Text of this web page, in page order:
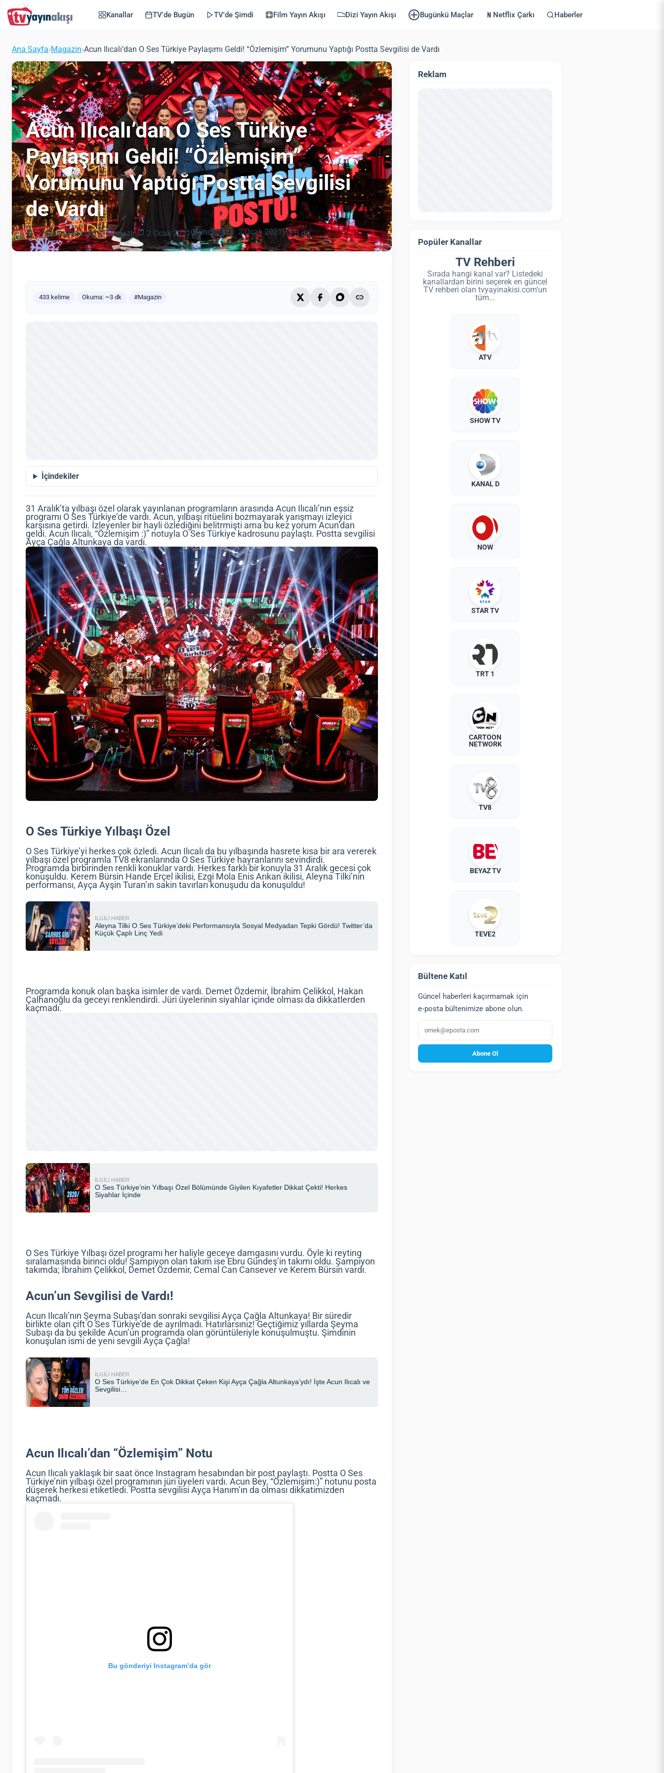
Kanallar TV'de Bugün TV'de Şimdi Film Yayın Akışı Dizi Yayın Akışı Bugünkü Maçlar Netflix Çarkı Haberler
Ana Sayfa›Magazin›Acun Ilıcalı’dan O Ses Türkiye Paylaşımı Geldi! “Özlemişim” Yorumunu Yaptığı Postta Sevgilisi de Vardı
Acun Ilıcalı’dan O Ses Türkiye
Paylaşımı Geldi! “Özlemişim”
Yorumunu Yaptığı Postta Sevgilisi
de Vardı
Tvyayinakisi.com Magazin 2 Ocak 2021 (Güncellendi: 2 Ocak 2021) 3 dk
433 kelime Okuma: ~3 dk #Magazin
İçindekiler
31 Aralık’ta yılbaşı özel olarak yayınlanan programların arasında Acun Ilıcalı’nın eşsiz
programı O Ses Türkiye’de vardı. Acun, yılbaşı ritüelini bozmayarak yarışmayı izleyici
karşısına getirdi. İzleyenler bir hayli özlediğini belitrmişti ama bu kez yorum Acun’dan
geldi. Acun Ilıcalı, “Özlemişim :)” notuyla O Ses Türkiye kadrosunu paylaştı. Postta sevgilisi
Ayça Çağla Altunkaya da vardı.
O Ses Türkiye Yılbaşı Özel
O Ses Türkiye’yi herkes çok özledi. Acun Ilıcalı da bu yılbaşında hasrete kısa bir ara vererek
yılbaşı özel programla TV8 ekranlarında O Ses Türkiye hayranlarını sevindirdi.
Programda birbirinden renkli konuklar vardı. Herkes farklı bir konuyla 31 Aralık gecesi çok
konuşuldu. Kerem Bürsin Hande Erçel ikilisi, Ezgi Mola Enis Arıkan ikilisi, Aleyna Tilki’nin
performansı, Ayça Ayşin Turan’ın sakin tavırları konuşudu da konuşuldu!
Programda konuk olan başka isimler de vardı. Demet Özdemir, İbrahim Çelikkol, Hakan
Çalhanoğlu da geceyi renklendirdi. Jüri üyelerinin siyahlar içinde olması da dikkatlerden
kaçmadı.
O Ses Türkiye Yılbaşı özel programı her haliyle geceye damgasını vurdu. Öyle ki reyting
sıralamasında birinci oldu! Şampiyon olan takım ise Ebru Gündeş’in takımı oldu. Şampiyon
takımda; İbrahim Çelikkol, Demet Özdemir, Cemal Can Cansever ve Kerem Bürsin vardı.
Acun’un Sevgilisi de Vardı!
Acun Ilıcalı’nın Şeyma Subaşı’dan sonraki sevgilisi Ayça Çağla Altunkaya! Bir süredir
birlikte olan çift O Ses Türkiye’de de ayrılmadı. Hatırlarsınız! Geçtiğimiz yıllarda Şeyma
Subaşı da bu şekilde Acun’un programda olan görüntüleriyle konuşulmuştu. Şimdinin
konuşulan ismi de yeni sevgili Ayça Çağla!
Acun Ilıcalı’dan “Özlemişim” Notu
Acun Ilıcalı yaklaşık bir saat önce Instagram hesabından bir post paylaştı. Postta O Ses
Türkiye’nin yılbaşı özel programının jüri üyeleri vardı. Acun Bey, “Özlemişim:)” notunu posta
düşerek herkesi etiketledi. Postta sevgilisi Ayça Hanım’ın da olması dikkatimizden
kaçmadı.
Bu gönderiyi Instagram’da gör
Reklam
Popüler Kanallar
TV Rehberi
Sırada hangi kanal var? Listedeki
kanallardan birini seçerek en güncel
TV rehberi olan tvyayinakisi.com'un
tüm...
ATV
SHOW TV
KANAL D
NOW
STAR TV
TRT 1
CARTOON
NETWORK
TV8
BEYAZ TV
TEVE2
Bültene Katıl
Güncel haberleri kaçırmamak için
e‑posta bültenimize abone olun.
E‑posta
Abone Ol